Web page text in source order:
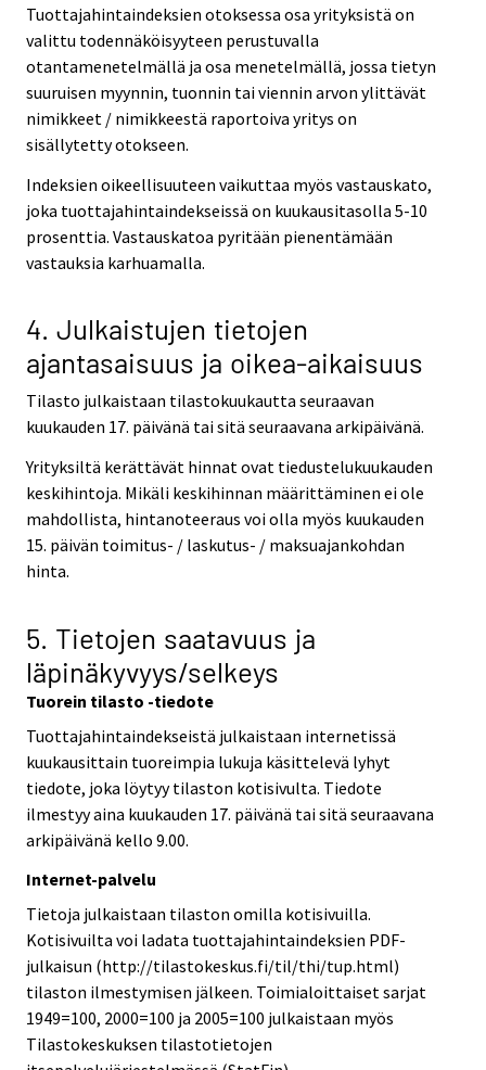
Tuottajahintaindeksien otoksessa osa yrityksistä on
valittu todennäköisyyteen perustuvalla
otantamenetelmällä ja osa menetelmällä, jossa tietyn
suuruisen myynnin, tuonnin tai viennin arvon ylittävät
nimikkeet / nimikkeestä raportoiva yritys on
sisällytetty otokseen.
Indeksien oikeellisuuteen vaikuttaa myös vastauskato,
joka tuottajahintaindekseissä on kuukausitasolla 5-10
prosenttia. Vastauskatoa pyritään pienentämään
vastauksia karhuamalla.
4. Julkaistujen tietojen
ajantasaisuus ja oikea-aikaisuus
Tilasto julkaistaan tilastokuukautta seuraavan
kuukauden 17. päivänä tai sitä seuraavana arkipäivänä.
Yrityksiltä kerättävät hinnat ovat tiedustelukuukauden
keskihintoja. Mikäli keskihinnan määrittäminen ei ole
mahdollista, hintanoteeraus voi olla myös kuukauden
15. päivän toimitus- / laskutus- / maksuajankohdan
hinta.
5. Tietojen saatavuus ja
läpinäkyvyys/selkeys
Tuorein tilasto -tiedote
Tuottajahintaindekseistä julkaistaan internetissä
kuukausittain tuoreimpia lukuja käsittelevä lyhyt
tiedote, joka löytyy tilaston kotisivulta. Tiedote
ilmestyy aina kuukauden 17. päivänä tai sitä seuraavana
arkipäivänä kello 9.00.
Internet-palvelu
Tietoja julkaistaan tilaston omilla kotisivuilla.
Kotisivuilta voi ladata tuottajahintaindeksien PDF-
julkaisun (http://tilastokeskus.fi/til/thi/tup.html)
tilaston ilmestymisen jälkeen. Toimialoittaiset sarjat
1949=100, 2000=100 ja 2005=100 julkaistaan myös
Tilastokeskuksen tilastotietojen